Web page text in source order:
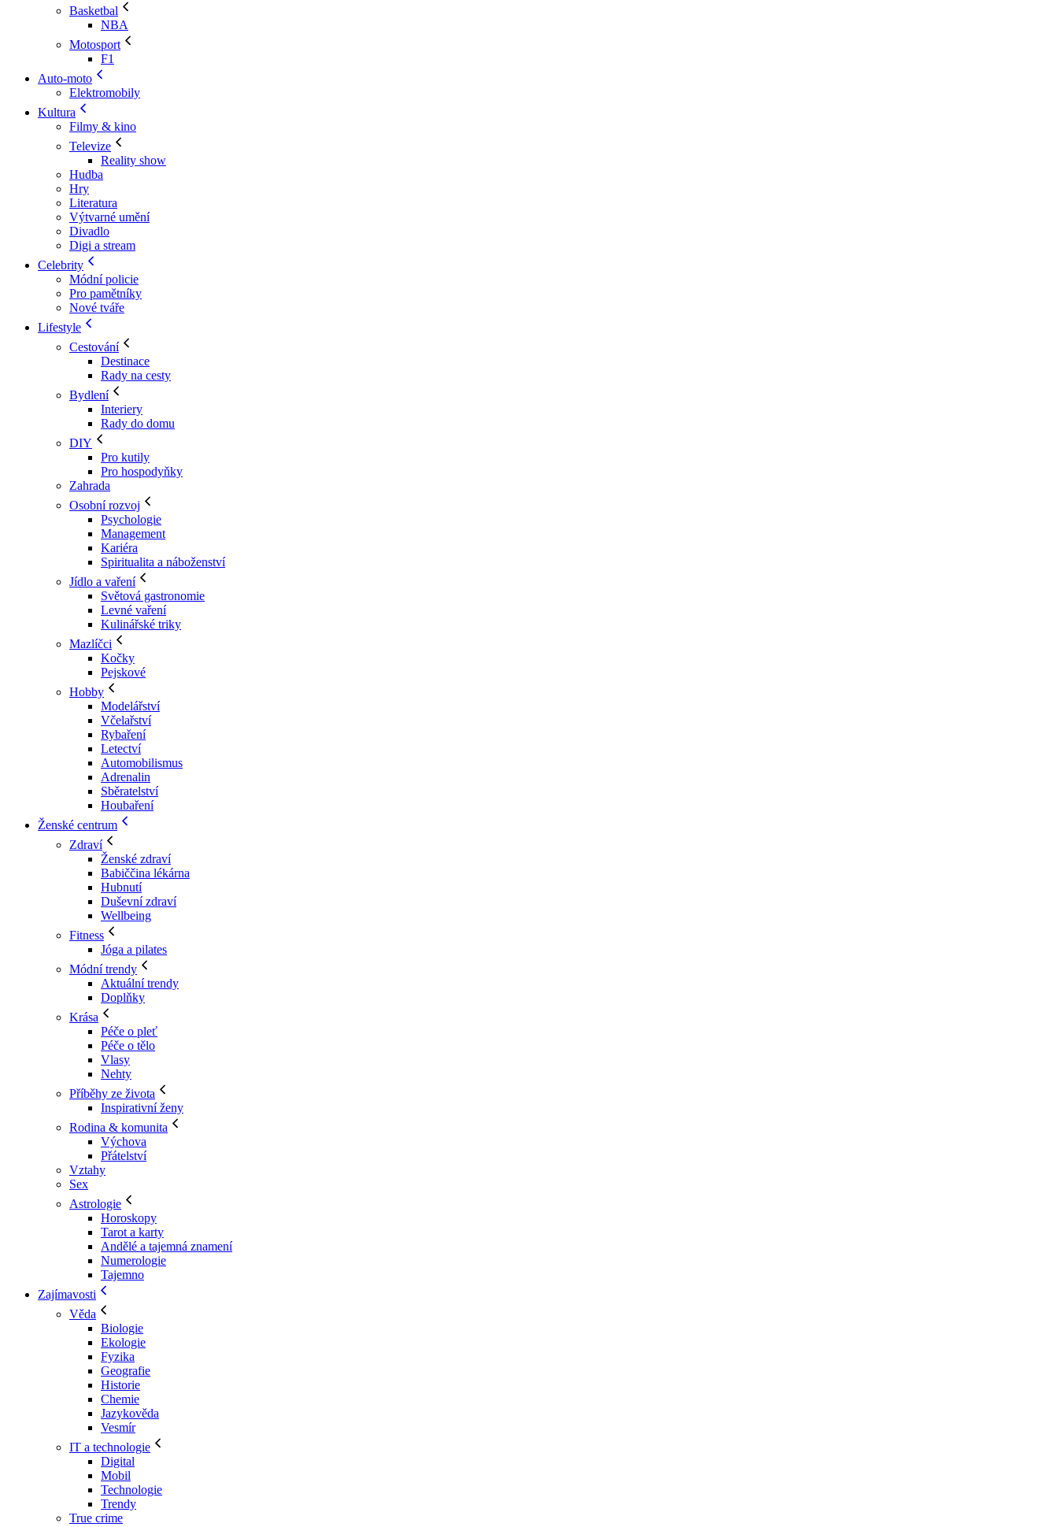
Basketbal
NBA
Motosport
F1
Auto-moto
Elektromobily
Kultura
Filmy & kino
Televize
Reality show
Hudba
Hry
Literatura
Výtvarné umění
Divadlo
Digi a stream
Celebrity
Módní policie
Pro pamětníky
Nové tváře
Lifestyle
Cestování
Destinace
Rady na cesty
Bydlení
Interiery
Rady do domu
DIY
Pro kutily
Pro hospodyňky
Zahrada
Osobní rozvoj
Psychologie
Management
Kariéra
Spiritualita a náboženství
Jídlo a vaření
Světová gastronomie
Levné vaření
Kulinářské triky
Mazlíčci
Kočky
Pejskové
Hobby
Modelářství
Včelařství
Rybaření
Letectví
Automobilismus
Adrenalin
Sběratelství
Houbaření
Ženské centrum
Zdraví
Ženské zdraví
Babiččina lékárna
Hubnutí
Duševní zdraví
Wellbeing
Fitness
Jóga a pilates
Módní trendy
Aktuální trendy
Doplňky
Krása
Péče o pleť
Péče o tělo
Vlasy
Nehty
Příběhy ze života
Inspirativní ženy
Rodina & komunita
Výchova
Přátelství
Vztahy
Sex
Astrologie
Horoskopy
Tarot a karty
Andělé a tajemná znamení
Numerologie
Tajemno
Zajímavosti
Věda
Biologie
Ekologie
Fyzika
Geografie
Historie
Chemie
Jazykověda
Vesmír
IT a technologie
Digital
Mobil
Technologie
Trendy
True crime